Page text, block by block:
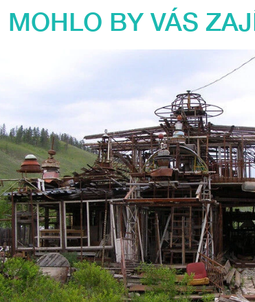
MOHLO BY VÁS